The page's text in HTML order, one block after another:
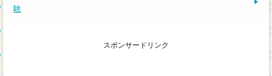
験
スポンサードリンク